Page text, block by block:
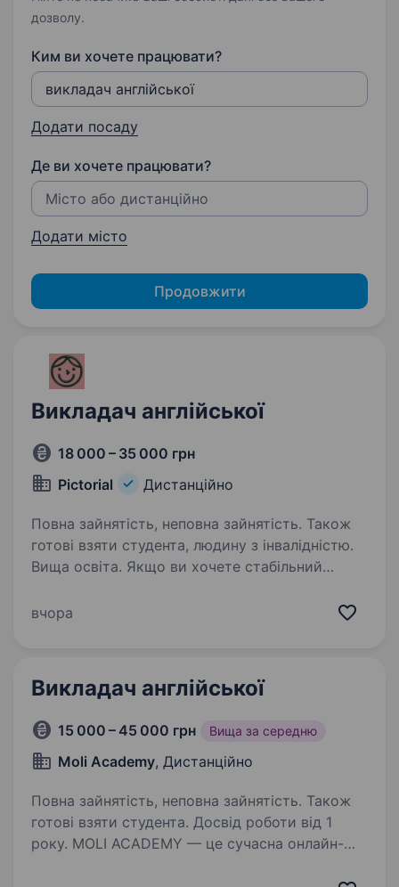
дозволу.
Ким ви хочете працювати?
Додати посаду
Де ви хочете працювати?
Додати місто
Продовжити
Викладач англійської
18 000 – 35 000 грн
Pictorial
Дистанційно
Повна зайнятість, неповна зайнятість. Також
готові взяти студента, людину з інвалідністю.
Вища освіта. Якщо ви хочете стабільний
роботи та розвитку, то знайомтеся з нами.
вчора
Викладач англійської
15 000 – 45 000 грн Вища за середню
Moli Academy, Дистанційно
Повна зайнятість, неповна зайнятість. Також
готові взяти студента. Досвід роботи від 1
року. MOLI ACADEMY — це сучасна онлайн-